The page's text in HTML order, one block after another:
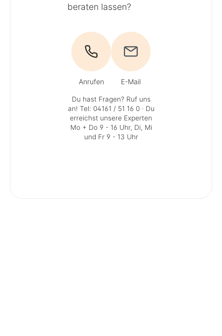
beraten lassen?
Anrufen E-Mail
Du hast Fragen? Ruf uns
an! Tel: 04161 / 51 16 0· Du
erreichst unsere Experten
Mo + Do 9 - 16 Uhr, Di, Mi
und Fr 9 - 13 Uhr